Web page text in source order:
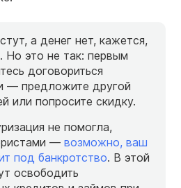
а денег нет, кажется,
Но это не так: первым
договориться
— предложите другой
или попросите скидку.
не помогла,
— возможно, ваш
под банкротство. В этой
освободить